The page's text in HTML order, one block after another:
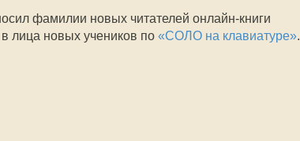
фамилии новых читателей онлайн-книги
лица новых учеников по «СОЛО на клавиатуре».